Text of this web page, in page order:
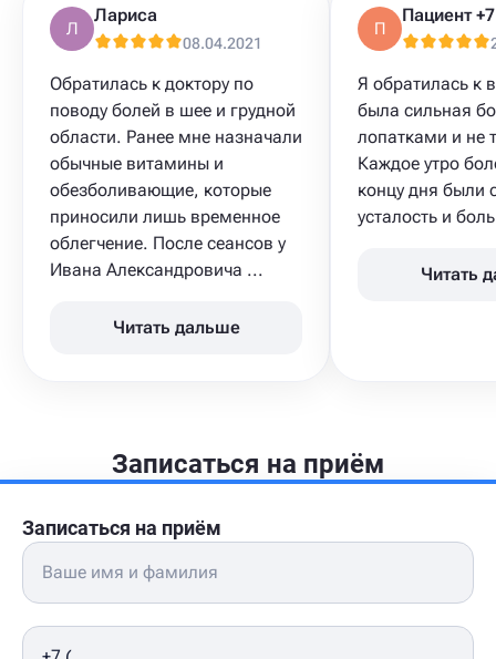
Л
Лариса
08.04.2021
Обратилась к доктору по
поводу болей в шее и грудной
области. Ранее мне назначали
обычные витамины и
обезболивающие, которые
приносили лишь временное
облегчение. После сеансов у
Ивана Александровича ...
Читать дальше
П
Я обратилась к
была сильная
лопатками и не
Каждое утро
концу дня были
усталость и
Читать
Записаться на приём
Записаться на приём